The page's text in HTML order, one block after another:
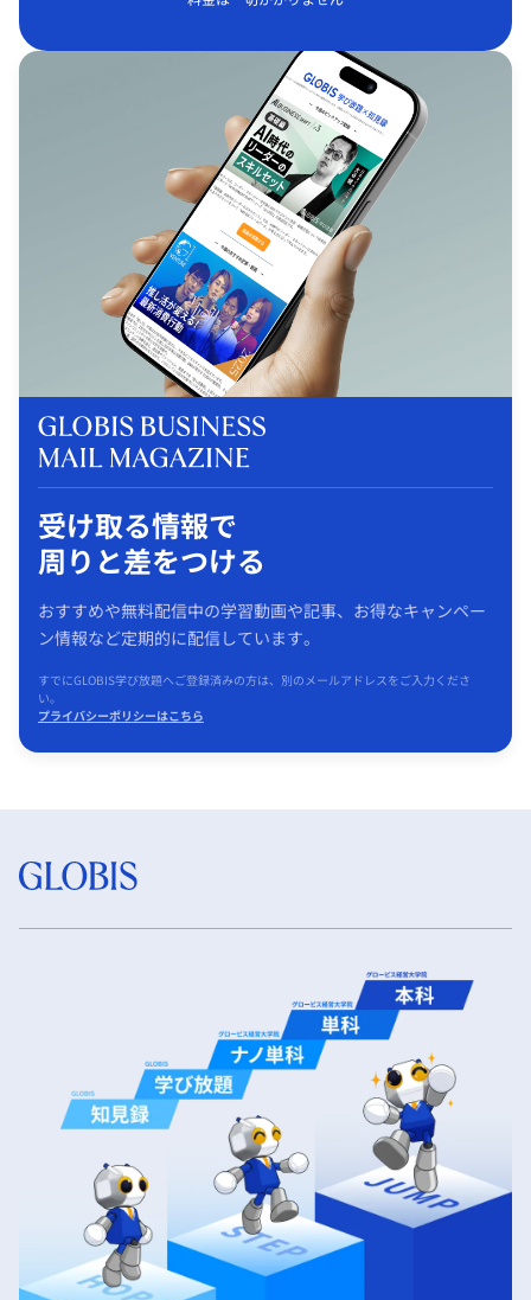
受け取る情報で
周りと差をつける
おすすめや無料配信中の学習動画や記事、お得なキャンペー
ン情報など定期的に配信しています。
すでにGLOBIS学び放題へご登録済みの方は、別のメールアドレスをご入力くださ
い。
プライバシーポリシーはこちら